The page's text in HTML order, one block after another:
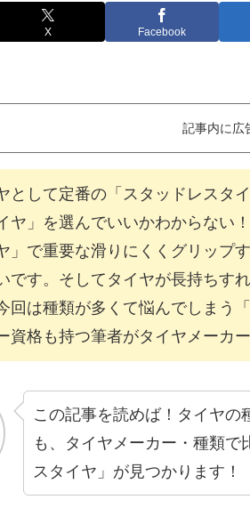
X Facebook
記事内に広
として定番の「スタッドレスタ
ヤ」を選んでいいかわからない
」で重要な滑りにくくグリップ
です。そしてタイヤが長持ちす
回は種類が多くて悩んでしまう
資格も持つ筆者がタイヤメーカ
この記事を読めば！タイヤの
も、タイヤメーカー・種類で
スタイヤ」が見つかります！